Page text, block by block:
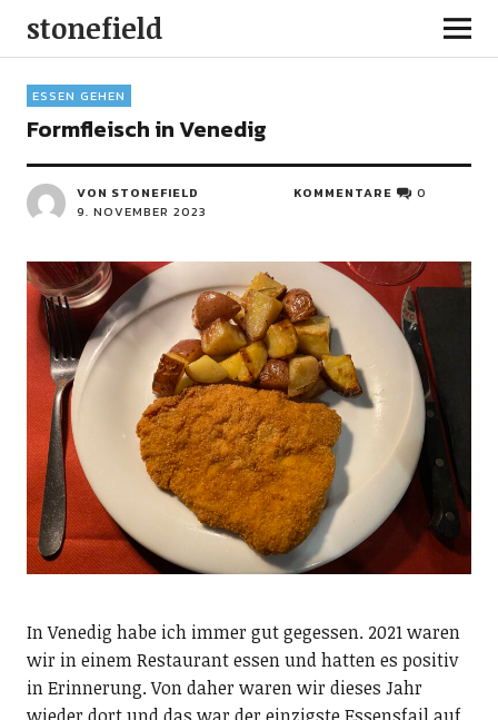
stonefield
ESSEN GEHEN
Formfleisch in Venedig
VON STONEFIELD
9. NOVEMBER 2023
KOMMENTARE 0
In Venedig habe ich immer gut gegessen. 2021 waren
wir in einem Restaurant essen und hatten es positiv
in Erinnerung. Von daher waren wir dieses Jahr